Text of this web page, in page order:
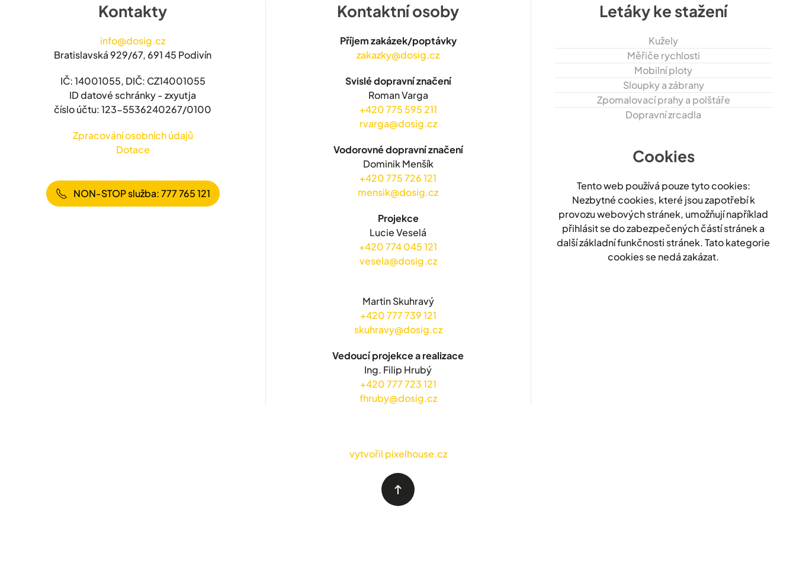
Kontakty
info@dosig.cz
Bratislavská 929/67, 691 45 Podivín
IČ: 14001055, DIČ: CZ14001055
ID datové schránky - zxyutja
číslo účtu: 123-5536240267/0100
Zpracování osobních údajů
Dotace
NON-STOP služba: 777 765 121
Kontaktní osoby
Příjem zakázek/poptávky
zakazky@dosig.cz
Svislé dopravní značení
Roman Varga
+420 775 595 211
rvarga@dosig.cz
Vodorovné dopravní značení
Dominik Menšík
+420 775 726 121
mensik@dosig.cz
Projekce
Lucie Veselá
+420 774 045 121
vesela@dosig.cz
Martin Skuhravý
+420 777 739 121
skuhravy@dosig.cz
Vedoucí projekce a realizace
Ing. Filip Hrubý
+420 777 723 121
fhruby@dosig.cz
Letáky ke stažení
Kužely
Měřiče rychlosti
Mobilní ploty
Sloupky a zábrany
Zpomalovací prahy a polštáře
Dopravní zrcadla
Cookies
Tento web používá pouze tyto cookies:
Nezbytné cookies, které jsou zapotřebí k
provozu webových stránek, umožňují například
přihlásit se do zabezpečených částí stránek a
další základní funkčnosti stránek. Tato kategorie
cookies se nedá zakázat.
vytvořil pixelhouse.cz